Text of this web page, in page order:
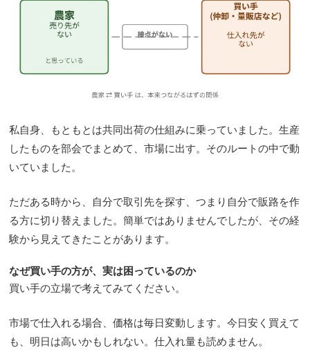
私自身、もともとは共同出荷の仕組みに乗っていました。生産
したものを部会でまとめて、市場に出す。そのルートの中で動
いていました。
ただある時から、自分で取引先を探す、つまり自分で販路を作
る方に切り替えました。簡単ではありませんでしたが、その経
験から見えてきたことがあります。
なぜ買い手の方が、実は困っているのか
買い手の立場で考えてみてください。
市場で仕入れる場合、価格は毎日変動します。今日安く買えて
も、明日は高いかもしれない。仕入れ量も読めません。